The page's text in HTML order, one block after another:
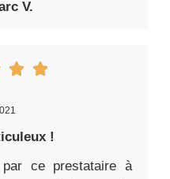
V.
!
ce prestataire à